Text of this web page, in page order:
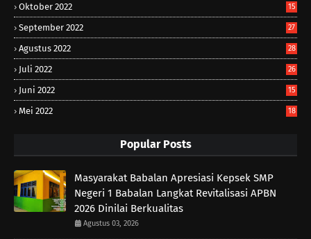
Oktober 2022 15
September 2022 27
Agustus 2022 28
Juli 2022 26
Juni 2022 15
Mei 2022 18
Popular Posts
Masyarakat Babalan Apresiasi Kepsek SMP
Negeri 1 Babalan Langkat Revitalisasi APBN
2026 Dinilai Berkualitas
Agustus 03, 2026